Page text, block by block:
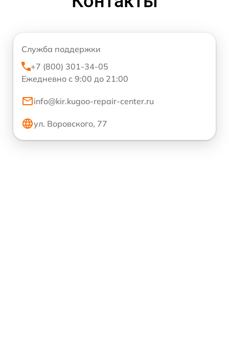
Служба поддержки
+7 (800) 301-34-05
Ежедневно с 9:00 до 21:00
info@kir.kugoo-repair-center.ru
ул. Воровского, 77